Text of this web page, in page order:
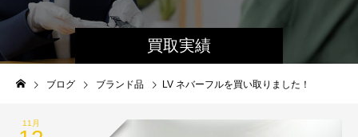
買取実績
ブログ ブランド品 LV ネバーフルを買い取りました！
11月